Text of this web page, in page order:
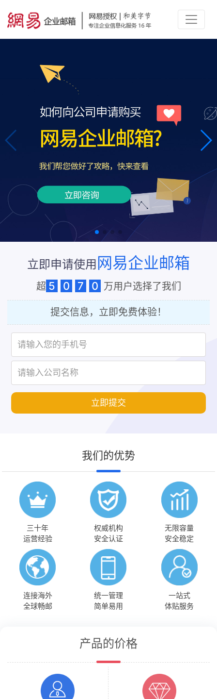
立即申请使用网易企业邮箱
超 5 0 7 0 万用户选择了我们
提交信息，立即免费体验！
立即提交
我们的优势
三十年
运营经验
权威机构
安全认证
无限容量
安全稳定
连接海外
全球畅邮
统一管理
简单易用
一站式
体贴服务
产品的价格